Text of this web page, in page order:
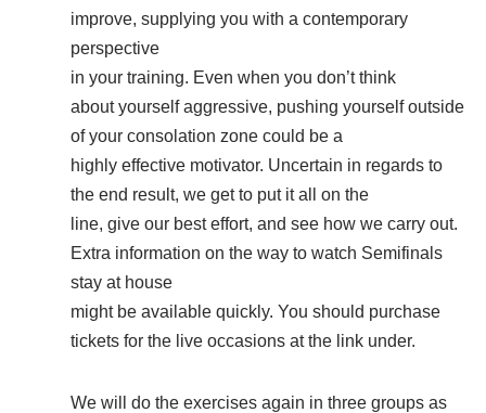
improve, supplying you with a contemporary
perspective
in your training. Even when you don’t think
about yourself aggressive, pushing yourself outside
of your consolation zone could be a
highly effective motivator. Uncertain in regards to
the end result, we get to put it all on the
line, give our best effort, and see how we carry out.
Extra information on the way to watch Semifinals
stay at house
might be available quickly. You should purchase
tickets for the live occasions at the link under.
We will do the exercises again in three groups as